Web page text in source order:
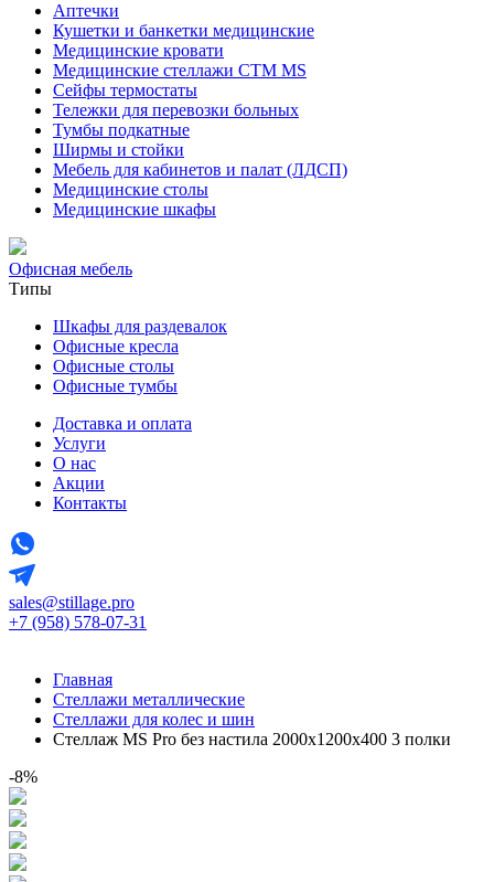
Аптечки
Кушетки и банкетки медицинские
Медицинские кровати
Медицинские стеллажи CTM MS
Сейфы термостаты
Тележки для перевозки больных
Тумбы подкатные
Ширмы и стойки
Мебель для кабинетов и палат (ЛДСП)
Медицинские столы
Медицинские шкафы
Офисная мебель
Типы
Шкафы для раздевалок
Офисные кресла
Офисные столы
Офисные тумбы
Доставка и оплата
Услуги
О нас
Акции
Контакты
sales@stillage.pro
+7 (958) 578-07-31
Главная
Стеллажи металлические
Стеллажи для колес и шин
Стеллаж MS Pro без настила 2000х1200x400 3 полки
-8%